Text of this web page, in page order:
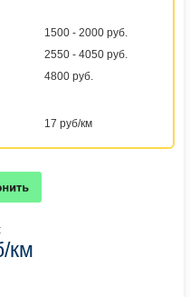
1500 - 2000 руб.
2550 - 4050 руб.
4800 руб.
17 руб/км
км